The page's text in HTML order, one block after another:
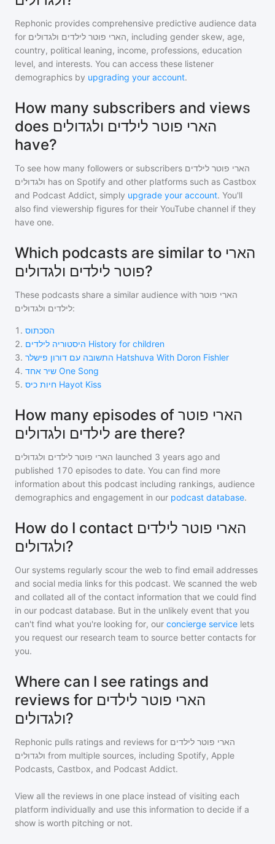
Rephonic provides comprehensive predictive audience data
for הארי פוטר לילדים ולגדולים, including gender skew, age,
country, political leaning, income, professions, education
level, and interests. You can access these listener
demographics by upgrading your account.
How many subscribers and views
does הארי פוטר לילדים ולגדולים
have?
To see how many followers or subscribers הארי פוטר לילדים
ולגדולים has on Spotify and other platforms such as Castbox
and Podcast Addict, simply upgrade your account. You'll
also find viewership figures for their YouTube channel if they
have one.
Which podcasts are similar to הארי
פוטר לילדים ולגדולים?
These podcasts share a similar audience with הארי פוטר
לילדים ולגדולים:
1 . הסכתוס
2.
היסטוריה לילדים History for children
3.
התשובה עם דורון פישלר Hatshuva With Doron Fishler
4.
שיר אחד One Song
5. חיות כיס Hayot Kiss
How many episodes of הארי פוטר
לילדים ולגדולים are there?
הארי פוטר לילדים ולגדולים launched 3 years ago and
published 170 episodes to date. You can find more
information about this podcast including rankings, audience
demographics and engagement in our podcast database.
How do I contact הארי פוטר לילדים
ולגדולים?
Our systems regularly scour the web to find email addresses
and social media links for this podcast. We scanned the web
and collated all of the contact information that we could find
in our podcast database. But in the unlikely event that you
can't find what you're looking for, our concierge service lets
you request our research team to source better contacts for
you.
Where can I see ratings and
reviews for הארי פוטר לילדים
ולגדולים?
Rephonic pulls ratings and reviews for הארי פוטר לילדים
ולגדולים from multiple sources, including Spotify, Apple
Podcasts, Castbox, and Podcast Addict.
View all the reviews in one place instead of visiting each
platform individually and use this information to decide if a
show is worth pitching or not.